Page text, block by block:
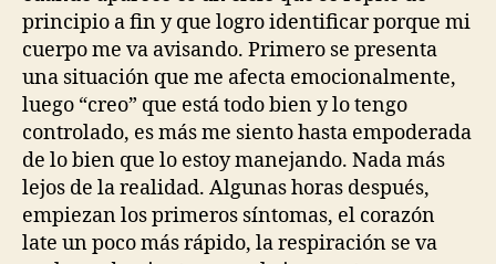
principio a fin y que logro identificar porque mi
cuerpo me va avisando. Primero se presenta
una situación que me afecta emocionalmente,
luego “creo” que está todo bien y lo tengo
controlado, es más me siento hasta empoderada
de lo bien que lo estoy manejando. Nada más
lejos de la realidad. Algunas horas después,
empiezan los primeros síntomas, el corazón
late un poco más rápido, la respiración se va